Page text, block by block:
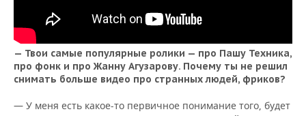
— Твои самые популярные ролики — про Пашу Техника,
про фонк и про Жанну Агузарову. Почему ты не решил
снимать больше видео про странных людей, фриков?
— У меня есть какое-то первичное понимание того, будет